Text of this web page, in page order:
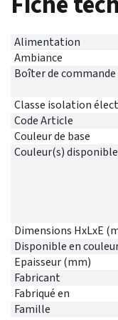
Alimentation
Ambiance
Boîter de commande
Classe isolation
Code Article
Couleur de base
Couleur(s)
Dimensions HxLxE
Disponible en
Epaisseur (mm)
Fabricant
Fabriqué en
Famille